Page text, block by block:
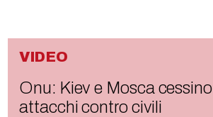
VIDEO
Onu: Kiev e Mosca cessino
attacchi contro civili